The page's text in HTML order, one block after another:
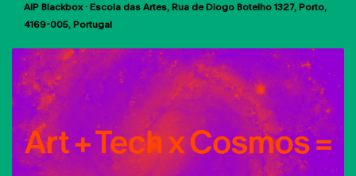
AIP Blackbox · Escola das Artes Rua de Diogo Botelho 1327 Porto
4169-005 Portugal